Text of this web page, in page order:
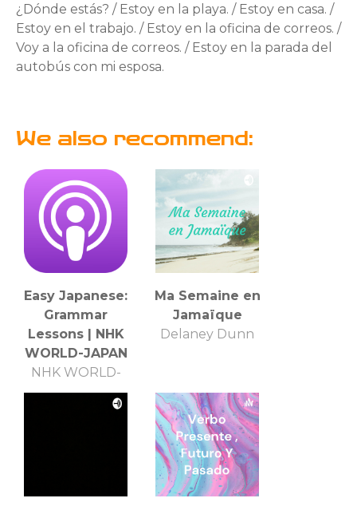
¿Dónde estás? / Estoy en la playa. / Estoy en casa. /
Estoy en el trabajo. / Estoy en la oficina de correos. /
Voy a la oficina de correos. / Estoy en la parada del
autobús con mi esposa.
We also recommend:
Easy Japanese:
Grammar
Lessons | NHK
WORLD-JAPAN
NHK WORLD-
JAPAN
Ma Semaine en
Jamaïque
Delaney Dunn